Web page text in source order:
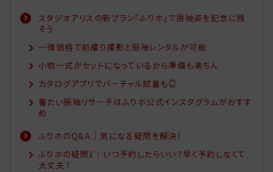
スタジオアリスの新プラン「ふりホ」で振袖姿を記念に残
そう
一律価格で前撮り撮影と振袖レンタルが可能
小物一式がセットになっているから準備も楽ちん
カタログアプリでバーチャル試着も◎
着たい振袖リサーチはふりホ公式インスタグラムがおすす
め
ふりホのQ&A｜気になる疑問を解決！
ふりホの疑問1｜いつ予約したらいい？早く予約しなくて
大丈夫？